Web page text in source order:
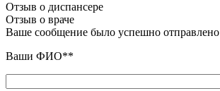
Отзыв о диспансере
Отзыв о враче
Ваше сообщение было успешно отправлено
Ваши ФИО**